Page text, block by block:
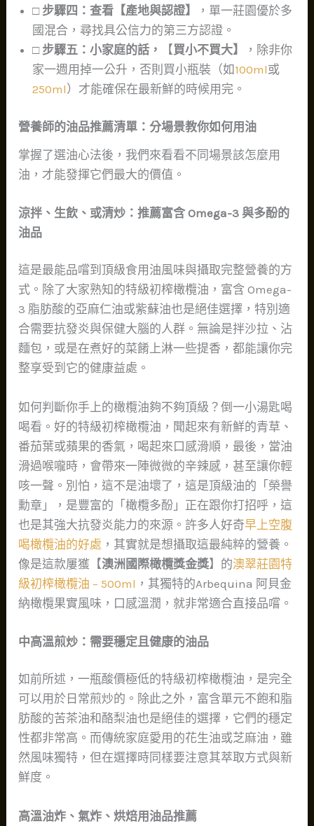
□ 步驟四：查看【產地與認證】
，單一莊園優於多
國混合，尋找具公信力的第三方認證。
□ 步驟五：小家庭的話，
【 買小不買大】
，除非你
家一週用掉一公升，否則買小瓶裝（如 100ml或
250ml）才能確保在最新鮮的時候用完。
營養師的油品推薦清單：分場景教你如何用油
掌握了選油心法後，我們來看看不同場景該怎麼用
油，才能發揮它們最大的價值。
涼拌、生飲、或清炒：推薦富含 Omega-3 與多酚的
油品
這是最能品嚐到頂級食用油風味與攝取完整營養的方
式。除了大家熟知的特級初榨橄欖油，富含 Omega-
3 脂肪酸的亞麻仁油或紫蘇油也是絕佳選擇，特別適
合需要抗發炎與保健大腦的人群。無論是拌沙拉、沾
麵包，或是在煮好的菜餚上淋一些提香，都能讓你完
整享受到它的健康益處。
如何判斷你手上的橄欖油夠不夠頂級？倒一小湯匙喝
喝看。好的特級初榨橄欖油，聞起來有新鮮的青草、
番茄葉或蘋果的香氣，喝起來口感滑順，最後，當油
滑過喉嚨時，會帶來一陣微微的辛辣感，甚至讓你輕
咳一聲。別怕，這不是油壞了，這是頂級油的「榮譽
勳章」，是豐富的「橄欖多酚」正在跟你打招呼，這
也是其強大抗發炎能力的來源。許多人好奇早上空腹
喝橄欖油的好處 ，其實就是想攝取這最純粹的營養。
像是這款屢獲【澳洲國際橄欖獎金獎】的澳翠莊園特
級初榨橄欖油 – 500ml ，其獨特的Arbequina 阿貝金
納橄欖果實風味，口感溫潤，就非常適合直接品嚐。
中高溫煎炒：需要穩定且健康的油品
如前所述，一瓶酸價極低的特級初榨橄欖油，是完全
可以用於日常煎炒的。除此之外，富含單元不飽和脂
肪酸的苦茶油和酪梨油也是絕佳的選擇，它們的穩定
性都非常高。而傳統家庭愛用的花生油或芝麻油，雖
然風味獨特，但在選擇時同樣要注意其萃取方式與新
鮮度。
高溫油炸、氣炸、烘焙用油品推薦